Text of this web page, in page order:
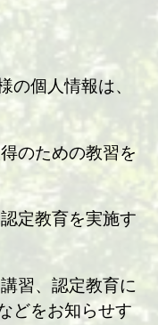
個人情報は、
のための教習を
定教育を実施す
習、認定教育に
どをお知らせす